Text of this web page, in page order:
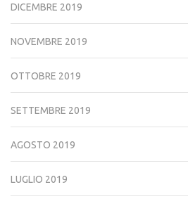
DICEMBRE 2019
NOVEMBRE 2019
OTTOBRE 2019
SETTEMBRE 2019
AGOSTO 2019
LUGLIO 2019